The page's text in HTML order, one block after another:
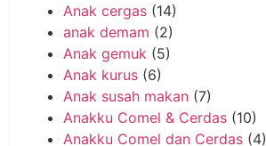
Anak cergas (14)
anak demam (2)
Anak gemuk (5)
Anak kurus (6)
Anak susah makan (7)
Anakku Comel & Cerdas (10)
Anakku Comel dan Cerdas (4)